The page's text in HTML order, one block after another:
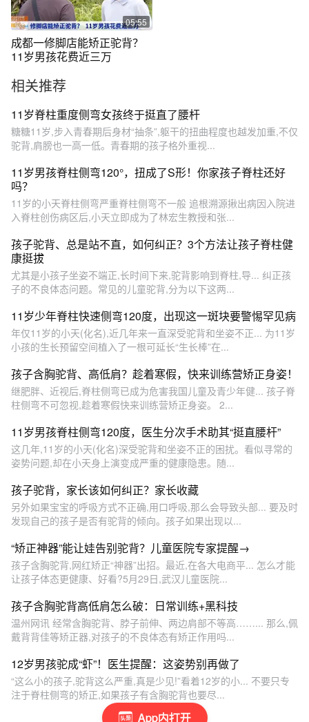
App内打开
05:55
成都一修脚店能矫正驼背？
11岁男孩花费近三万
相关推荐
11岁脊柱重度侧弯女孩终于挺直了腰杆
糖糖11岁,步入青春期后身材“抽条”,躯干的扭曲程度也越发加重,不仅
驼背,肩膀也一高一低。青春期的孩子格外重视...
11岁男孩脊柱侧弯120°，扭成了S形！你家孩子脊柱还好
吗？
11岁的小天脊柱侧弯严重脊柱侧弯不一般 追根溯源揪出病因入院进
入脊柱创伤病区后,小天立即成为了林宏生教授和张...
孩子驼背、总是站不直，如何纠正？3个方法让孩子脊柱健
康挺拔
尤其是小孩子坐姿不端正,长时间下来,驼背影响到脊柱,导... 纠正孩
子的不良体态问题。常见的儿童驼背,分为以下这两...
11岁少年脊柱快速侧弯120度，出现这一斑块要警惕罕见病
年仅11岁的小天(化名),近几年来一直深受驼背和坐姿不正... 为11岁
小孩的生长预留空间植入了一根可延长“生长棒”在...
孩子含胸驼背、高低肩？趁着寒假，快来训练营矫正身姿！
继肥胖、近视后,脊柱侧弯已成为危害我国儿童及青少年健... 孩子脊
柱侧弯不可忽视,趁着寒假快来训练营矫正身姿。 2...
11岁男孩脊柱侧弯120度，医生分次手术助其“挺直腰杆”
这几年,11岁的小天(化名)深受驼背和坐姿不正的困扰。看似寻常的
姿势问题,却在小天身上演变成严重的健康隐患。随...
孩子驼背，家长该如何纠正？家长收藏
另外如果宝宝的呼吸方式不正确,用口呼吸,那么会导致头部... 要及时
发现自己的孩子是否有驼背的倾向。孩子如果出现以...
“矫正神器”能让娃告别驼背？儿童医院专家提醒→
孩子含胸驼背,网红矫正“神器”出招。最近,在各大电商平... 怎么才能
让孩子体态更健康、好看?5月29日,武汉儿童医院...
孩子含胸驼背高低肩怎么破：日常训练+黑科技
温州网讯 经常含胸驼背、脖子前伸、两边肩部不等高……... 那么,佩
戴背背佳等矫正器,对孩子的不良体态有矫正作用吗...
12岁男孩驼成“虾”！医生提醒：这姿势别再做了
“这么小的孩子,驼背这么严重,真是少见!”看着12岁的小... 不要只专
注于脊柱侧弯的矫正,如果孩子有含胸驼背也要尽...